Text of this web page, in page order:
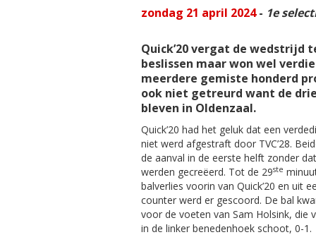
zondag 21 april 2024- 1e
Quick’20 vergat de wedstrijd
beslissen maar won wel
meerdere gemiste honderd
ook niet getreurd want de
bleven in Oldenzaal.
Quick’20 had het geluk dat een
niet werd afgestraft door TVC’28.
de aanval in de eerste helft zonder
werden gecreëerd. Tot de 29ste
balverlies voorin van Quick’20 en uit
counter werd er gescoord. De bal
voor de voeten van Sam Holsink, die
in de linker benedenhoek schoot, 0-1.